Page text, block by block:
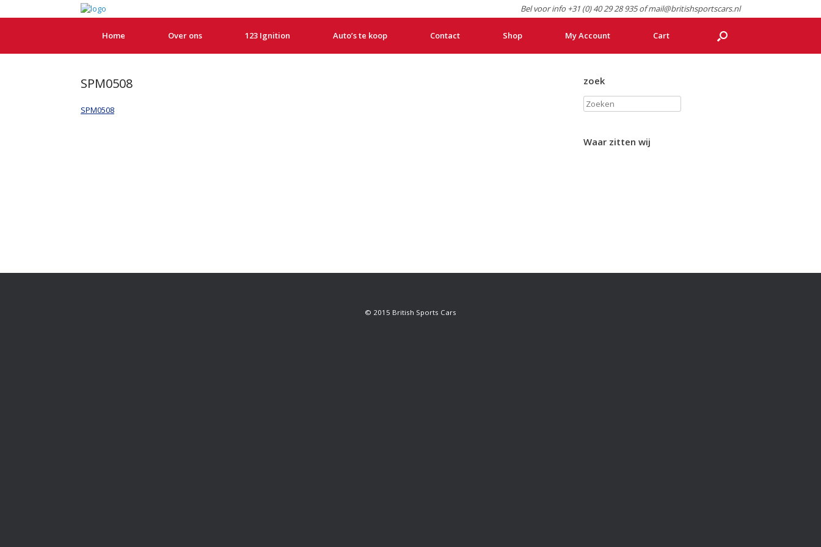
Bel voor info +31 (0) 40 29 28 935 of mail@britishsportscars.nl
Home Over ons 123 Ignition Auto’s te koop Contact Shop My Account Cart
SPM0508
SPM0508
zoek
Zoeken
Waar zitten wij
© 2015 British Sports Cars